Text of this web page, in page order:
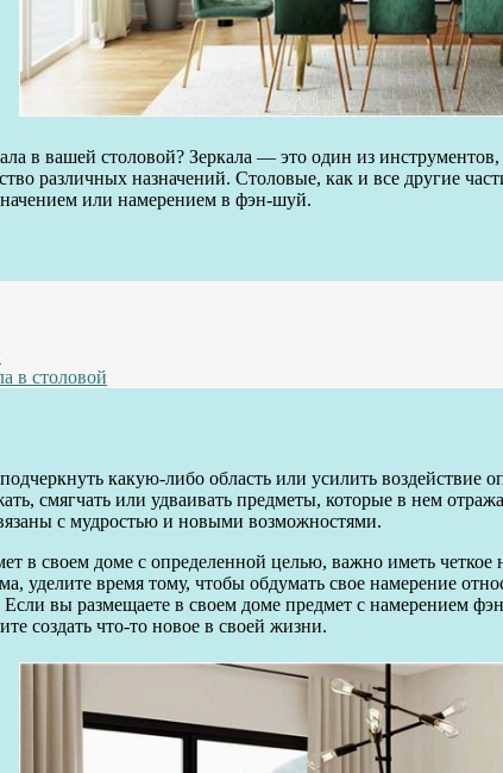
в вашей столовой? Зеркала — это один из
различных назначений. Столовые, как и все другие
или намерением в фэн-шуй.
в столовой
какую-либо область или усилить
смягчать или удваивать предметы, которые в нем
с мудростью и новыми возможностями.
в своем доме с определенной целью, важно иметь
уделите время тому, чтобы обдумать свое намерение
вы размещаете в своем доме предмет с намерением
создать что-то новое в своей жизни.